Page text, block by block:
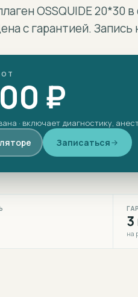
OSSQUIDE 20*30
с гарантией.
₽
· включает диагностику,
Записаться
3
на